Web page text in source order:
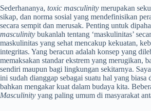
Sederhananya, toxic masculinity merupakan
sikap, dan norma sosial yang mendefinisikan
secara sempit dan merusak. Penting untuk
masculinity bukanlah tentang ‘maskulinitas’
maskulinitas yang sehat mencakup kekuatan,
integritas. Yang beracun adalah konsep yang
memaksakan standar ekstrem yang merugikan,
sendiri maupun bagi lingkungan sekitarnya.
ini sudah dianggap sebagai suatu hal yang biasa
bahkan mengakar kuat dalam budaya kita.
Masculinity yang paling umum di masyarakat